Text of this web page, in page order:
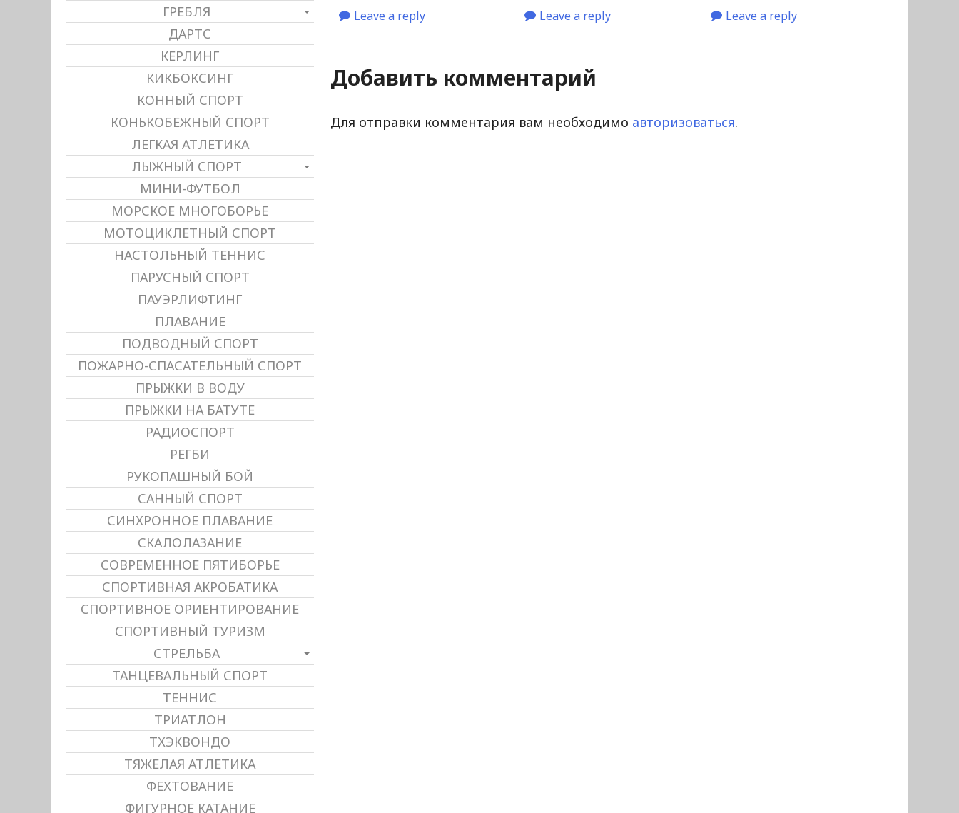
Leave a reply
Leave a reply
Leave a reply
Добавить комментарий
Для отправки комментария вам необходимо авторизоваться.
ГРЕБЛЯ
ДАРТС
КЕРЛИНГ
КИКБОКСИНГ
КОННЫЙ СПОРТ
КОНЬКОБЕЖНЫЙ СПОРТ
ЛЕГКАЯ АТЛЕТИКА
ЛЫЖНЫЙ СПОРТ
МИНИ-ФУТБОЛ
МОРСКОЕ МНОГОБОРЬЕ
МОТОЦИКЛЕТНЫЙ СПОРТ
НАСТОЛЬНЫЙ ТЕННИС
ПАРУСНЫЙ СПОРТ
ПАУЭРЛИФТИНГ
ПЛАВАНИЕ
ПОДВОДНЫЙ СПОРТ
ПОЖАРНО-СПАСАТЕЛЬНЫЙ СПОРТ
ПРЫЖКИ В ВОДУ
ПРЫЖКИ НА БАТУТЕ
РАДИОСПОРТ
РЕГБИ
РУКОПАШНЫЙ БОЙ
САННЫЙ СПОРТ
СИНХРОННОЕ ПЛАВАНИЕ
СКАЛОЛАЗАНИЕ
СОВРЕМЕННОЕ ПЯТИБОРЬЕ
СПОРТИВНАЯ АКРОБАТИКА
СПОРТИВНОЕ ОРИЕНТИРОВАНИЕ
СПОРТИВНЫЙ ТУРИЗМ
СТРЕЛЬБА
ТАНЦЕВАЛЬНЫЙ СПОРТ
ТЕННИС
ТРИАТЛОН
ТХЭКВОНДО
ТЯЖЕЛАЯ АТЛЕТИКА
ФЕХТОВАНИЕ
ФИГУРНОЕ КАТАНИЕ